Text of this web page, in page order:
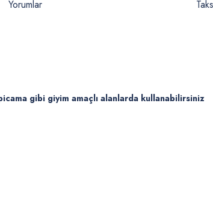
Yorumlar
gibi giyim amaçlı alanlarda kullanabilirsiniz